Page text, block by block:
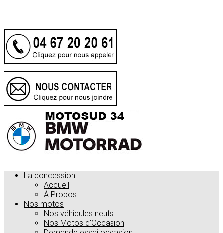
La concession
Accueil
À Propos
Nos motos
Nos véhicules neufs
Nos Motos d'Occasion